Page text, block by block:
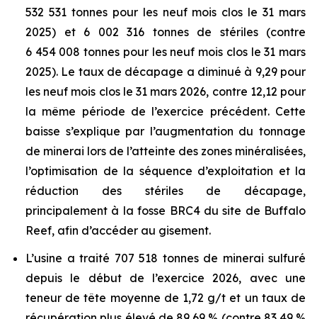
532 531 tonnes pour les neuf mois clos le 31 mars
2025) et 6 002 316 tonnes de stériles (contre
6 454 008 tonnes pour les neuf mois clos le 31 mars
2025). Le taux de décapage a diminué à 9,29 pour
les neuf mois clos le 31 mars 2026, contre 12,12 pour
la même période de l’exercice précédent. Cette
baisse s’explique par l’augmentation du tonnage
de minerai lors de l’atteinte des zones minéralisées,
l’optimisation de la séquence d’exploitation et la
réduction des stériles de décapage,
principalement à la fosse BRC4 du site de Buffalo
Reef, afin d’accéder au gisement.
L’usine a traité 707 518 tonnes de minerai sulfuré
depuis le début de l’exercice 2026, avec une
teneur de tête moyenne de 1,72 g/t et un taux de